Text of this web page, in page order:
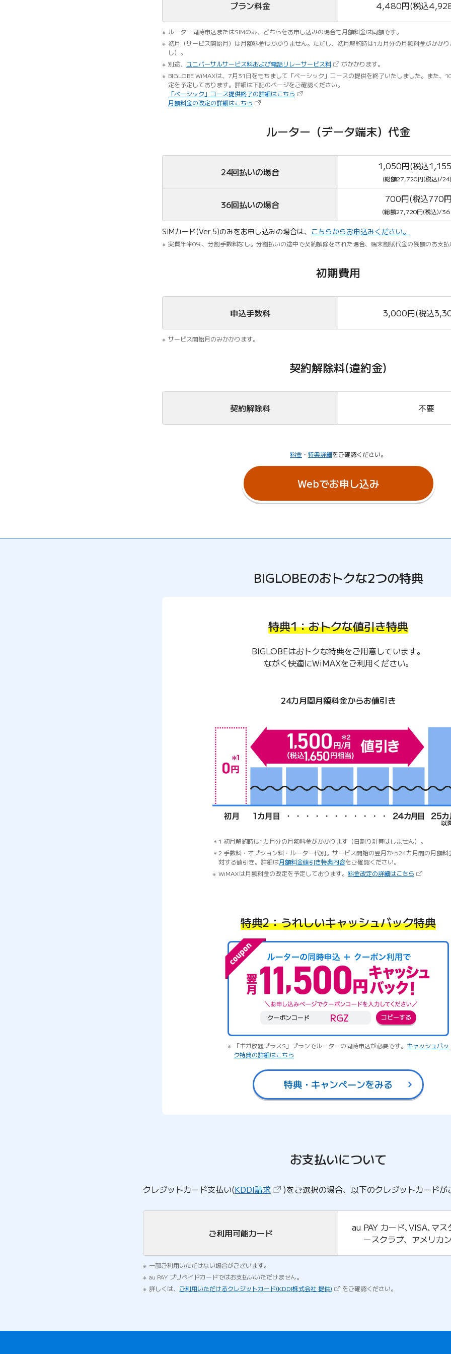
プラン料金 4,480円(税込
ルーター同時申込またはSIMのみ、どちらをお申し込みの場合も月額料金は同額です。
初月（サービス開始月）は月額料金はかかりません。ただし、初月解約時は1カ月分の月額料金がかか
し）。
別途、
ユニバーサルサービス料および電話リレーサービス料（新しいタブで開きます）
がかかります。
BIGLOBE WiMAXは、7月31日をもちまして「ベーシック」コースの提供を終了いたしました。また、
定を予定しております。詳細は下記のページをご確認ください。
「ベーシック」コース提供終了の詳細はこちら （新しいタブで開きます）
月額料金の改定の詳細はこちら （新しいタブで開きます）
ルーター（データ端末）代金
24回払いの場合 1,050円(税込
(総額27,720円(税込)/24
36回払いの場合 700円(税込770
(総額27,720円(税込)/36
SIMカード(Ver.5)のみをお申し込みの場合は、 こちらからお申込みください。
実質年率0％、分割手数料なし。分割払いの途中で契約解除をされた場合、端末割賦代金の残額のお支払
初期費用
申込手数料 3,000円(税込
サービス開始月のみかかります。
契約解除料(違約金)
契約解除料 不要
料金 ・ 特典詳細をご確認ください。
Webでお申し込み
BIGLOBEのおトクな2つの特典
特典1：おトクな値引き特典
BIGLOBEはおトクな特典をご用意しています。
ながく快適にWiMAXをご利用ください。
24カ月間月額料金からお値引き
1 初月解約時は1カ月分の月額料金がかかります（日割り計算はしません）。
2 手数料・オプション料・ルーター代別。サービス開始の翌月から24カ月間の月額料
対する値引き。詳細は月額料金値引き特典内容をご確認ください。
WiMAXは月額料金の改定を予定しております。 料金改定の詳細はこちら （新しいタ
特典2：うれしいキャッシュバック特典
クーポンコード RGZ コピーする
「ギガ放題プラスS」プランでルーターの同時申込が必要です。 キャッシュバッ
ク特典の詳細はこちら
特典・キャンペーンをみる
お支払いについて
クレジットカード支払い(KDDI請求 （新しいタブで開きます）
)をご選択の場合、以下のクレジットカードが
ご利用可能カード
au PAY カード､VISA､マ
ースクラブ、アメリカ
一部ご利用いただけない場合がございます。
au PAY プリペイドカードではお支払いいただけません。
詳しくは、 ご利用いただけるクレジットカード(KDDI株式会社 提供) （新しいタブで開きます）
をご確認ください。